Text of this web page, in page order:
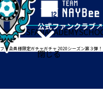
閉じる
GOODSFANACADEMY
】会員様限定ガチャガチャ 2020シーズン第３弾！